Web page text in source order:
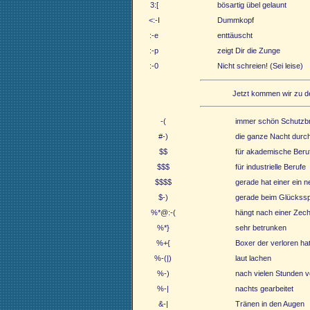
3:[
bösartig übel gelaunt
<:-I
Dummkopf
:-e
enttäuscht
:-p
zeigt Dir die Zunge
:-0
Nicht schreien! (Sei leise)
Jetzt kommen wir zu
-(
immer schön
#-)
die ganze Nacht
$$
für akademische
$$$
für industrielle Berufe
$$$$
gerade hat einer ein
$-)
gerade beim
%*@:-(
hängt nach einer
%*}
sehr betrunken
%+{
Boxer der verloren hat
%-(|)
laut lachen
%-)
nach vielen Stunden
%-|
nachts gearbeitet
&-|
Tränen in den Augen